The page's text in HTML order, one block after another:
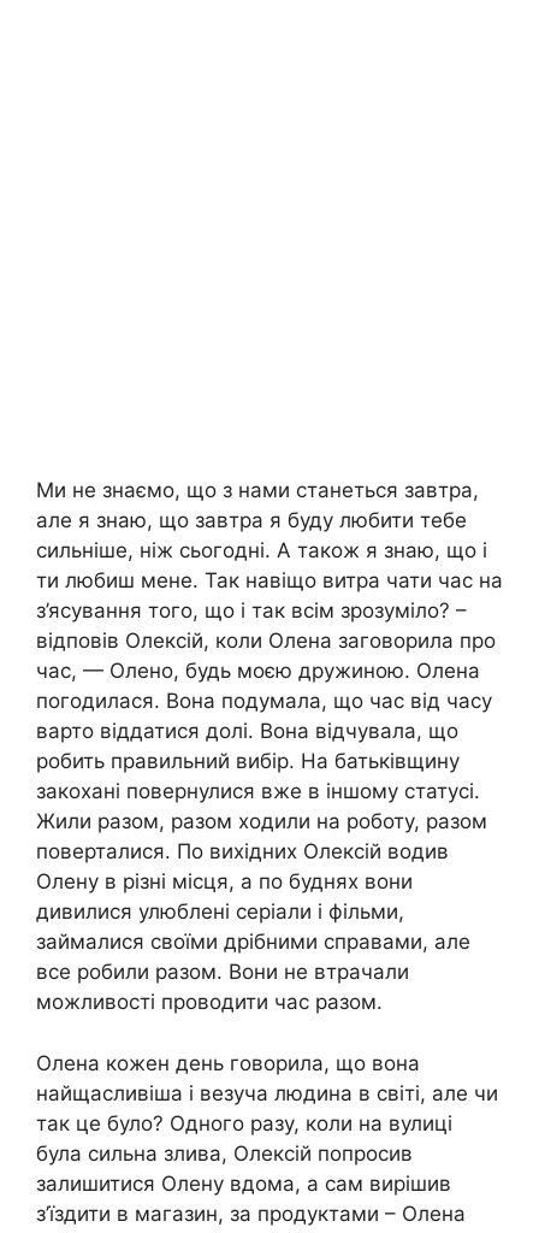
Ми не знаємо, що з нами станеться завтра,
але я знаю, що завтра я буду любити тебе
сильніше, ніж сьогодні. А також я знаю, що і
ти любиш мене. Так навіщо витра чати час на
з’ясування того, що і так всім зрозуміло? –
відповів Олексій, коли Олена заговорила про
час, — Олено, будь моєю дружиною. Олена
погодилася. Вона подумала, що час від часу
варто віддатися долі. Вона відчувала, що
робить правильний вибір. На батьківщину
закохані повернулися вже в іншому статусі.
Жили разом, разом ходили на роботу, разом
поверталися. По вихідних Олексій водив
Олену в різні місця, а по буднях вони
дивилися улюблені серіали і фільми,
займалися своїми дрібними справами, але
все робили разом. Вони не втрачали
можливості проводити час разом.
Олена кожен день говорила, що вона
найщасливіша і везуча людина в світі, але чи
так це було? Одного разу, коли на вулиці
була сильна злива, Олексій попросив
залишитися Олену вдома, а сам вирішив
з’їздити в магазин, за продуктами – Олена